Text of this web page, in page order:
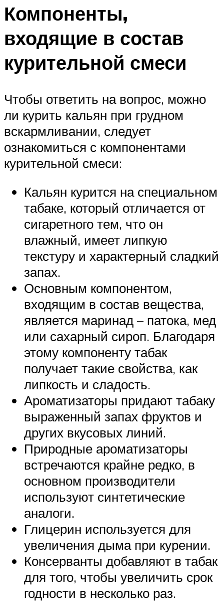
Компоненты,
входящие в состав
курительной смеси
Чтобы ответить на вопрос, можно
ли курить кальян при грудном
вскармливании, следует
ознакомиться с компонентами
курительной смеси:
Кальян курится на специальном
табаке, который отличается от
сигаретного тем, что он
влажный, имеет липкую
текстуру и характерный сладкий
запах.
Основным компонентом,
входящим в состав вещества,
является маринад – патока, мед
или сахарный сироп. Благодаря
этому компоненту табак
получает такие свойства, как
липкость и сладость.
Ароматизаторы придают табаку
выраженный запах фруктов и
других вкусовых линий.
Природные ароматизаторы
встречаются крайне редко, в
основном производители
используют синтетические
аналоги.
Глицерин используется для
увеличения дыма при курении.
Консерванты добавляют в табак
для того, чтобы увеличить срок
годности в несколько раз.